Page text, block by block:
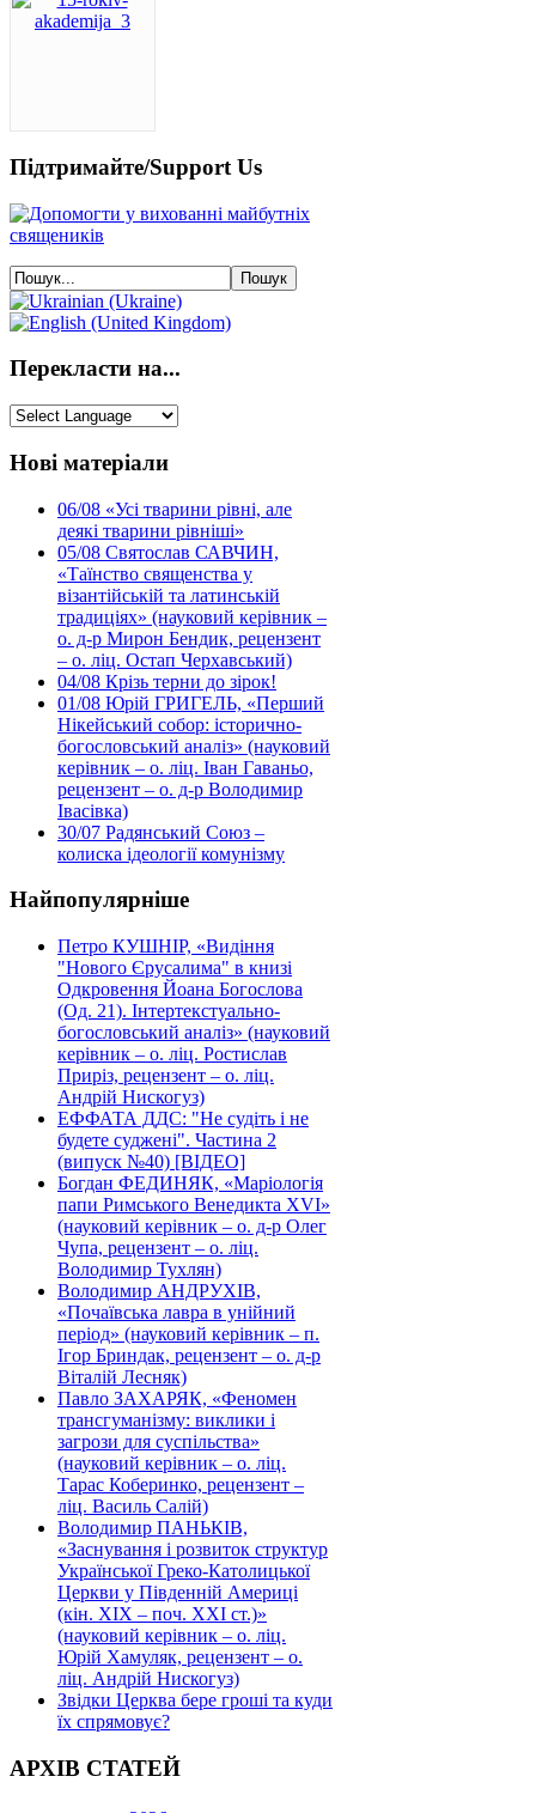
Підтримайте/Support Us
Перекласти на...
Нові матеріали
06/08 «Усі тварини рівні, але
деякі тварини рівніші»
05/08 Святослав САВЧИН,
«Таїнство священства у
візантійській та латинській
традиціях» (науковий керівник –
о. д-р Мирон Бендик, рецензент
– о. ліц. Остап Черхавський)
04/08 Крізь терни до зірок!
01/08 Юрій ГРИГЕЛЬ, «Перший
Нікейський собор: історично-
богословський аналіз» (науковий
керівник – о. ліц. Іван Гаваньо,
рецензент – о. д-р Володимир
Івасівка)
30/07 Радянський Союз –
колиска ідеології комунізму
Найпопулярніше
Петро КУШНІР, «Видіння
"Нового Єрусалима" в книзі
Одкровення Йоана Богослова
(Од. 21). Інтертекстуально-
богословський аналіз» (науковий
керівник – о. ліц. Ростислав
Приріз, рецензент – о. ліц.
Андрій Нискогуз)
ЕФФАТА ДДС: "Не судіть і не
будете суджені". Частина 2
(випуск №40) [ВІДЕО]
Богдан ФЕДИНЯК, «Маріологія
папи Римського Венедикта XVI»
(науковий керівник – о. д-р Олег
Чупа, рецензент – о. ліц.
Володимир Тухлян)
Володимир АНДРУХІВ,
«Почаївська лавра в унійний
період» (науковий керівник – п.
Ігор Бриндак, рецензент – о. д-р
Віталій Лесняк)
Павло ЗАХАРЯК, «Феномен
трансгуманізму: виклики і
загрози для суспільства»
(науковий керівник – о. ліц.
Тарас Коберинко, рецензент –
ліц. Василь Салій)
Володимир ПАНЬКІВ,
«Заснування і розвиток структур
Української Греко-Католицької
Церкви у Південній Америці
(кін. ХІХ – поч. ХХІ ст.)»
(науковий керівник – о. ліц.
Юрій Хамуляк, рецензент – о.
ліц. Андрій Нискогуз)
Звідки Церква бере гроші та куди
їх спрямовує?
АРХІВ СТАТЕЙ